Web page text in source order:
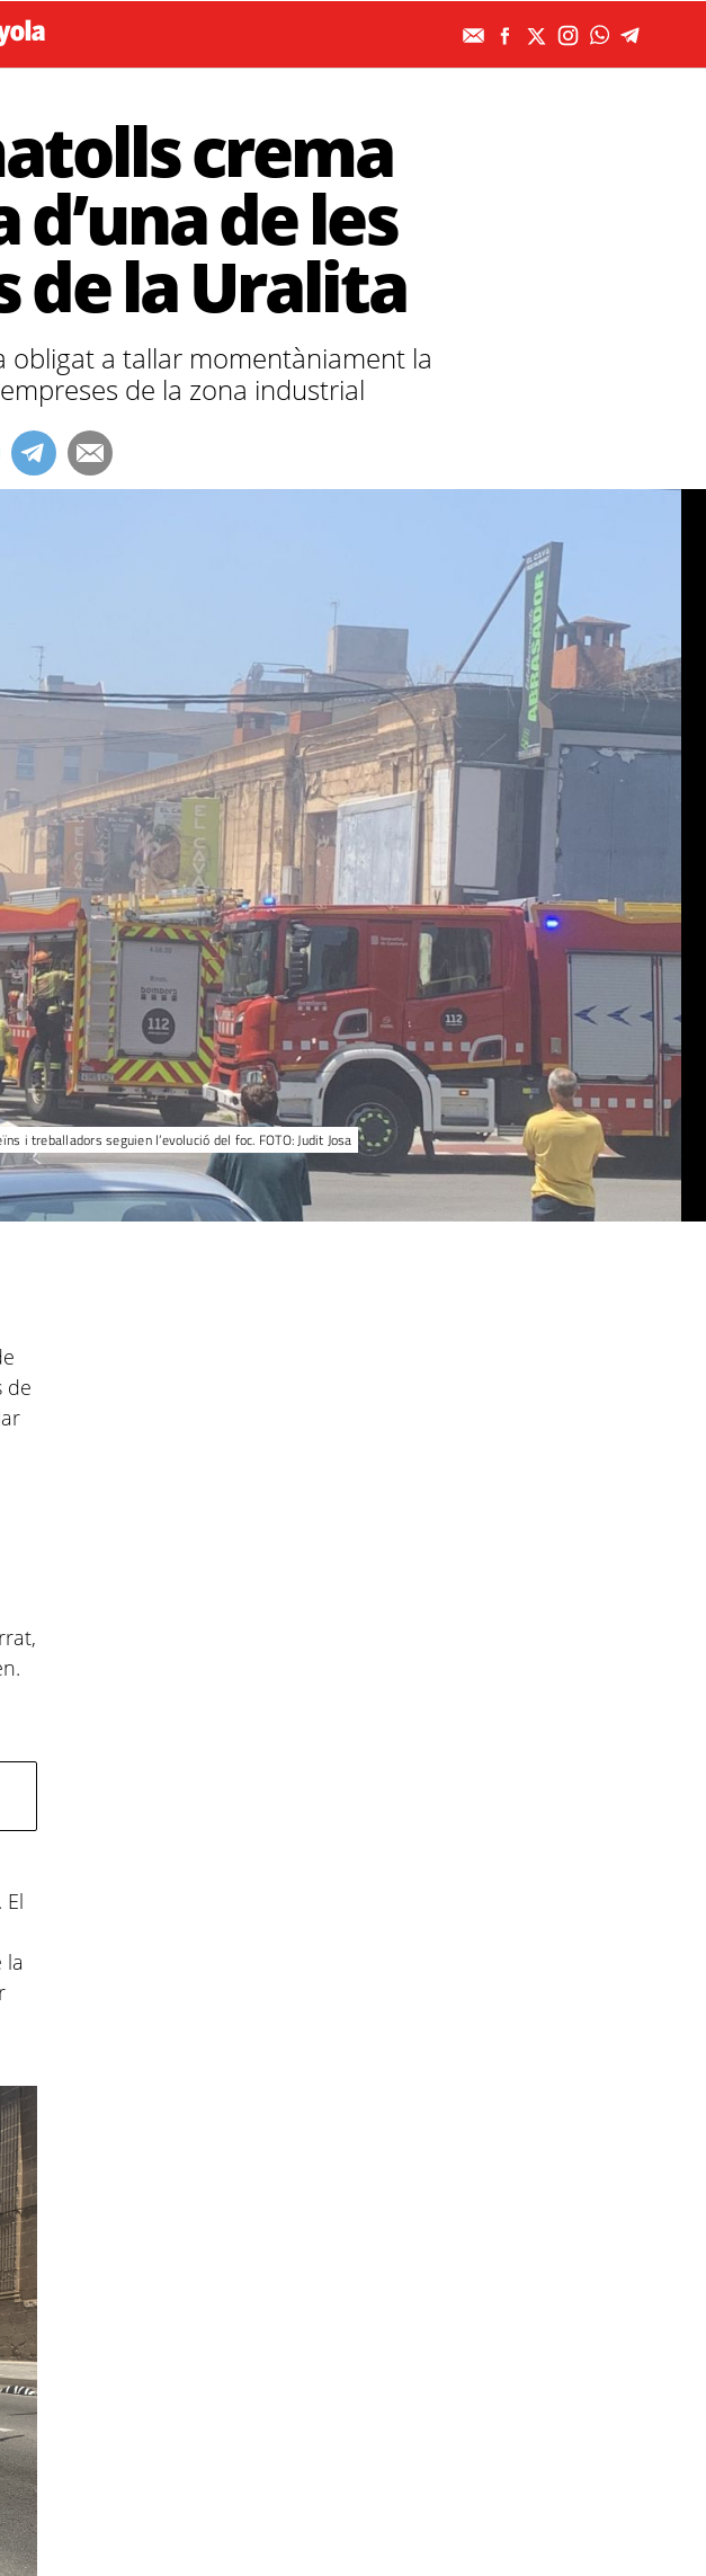
crema
de les
de la Uralita
obligat a tallar momentàniament la
de la zona industrial
i treballadors seguien l’evolució del foc. FOTO: Judit Josa
de
la